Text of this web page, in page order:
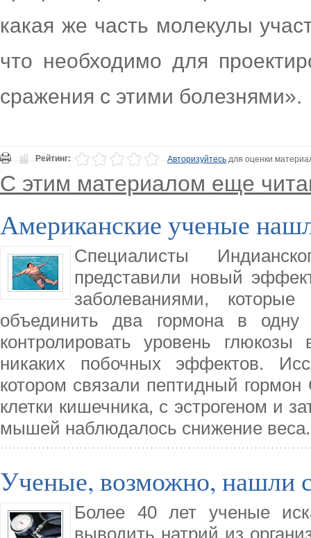
какая же часть молекулы
что необходимо для
сражения с этими болезнями».
Рейтинг: Авторизуйтесьдля оценки
С этим материалом еще
Американские ученые
Специалисты
представили новый
заболеваниями,
объединить два гормона в одну
контролировать уровень
никаких побочных эффектов.
котором связали пептидный
клетки кишечника, с эстрогеном и
мышей наблюдалось снижение веса.
Ученые, возможно, нашли
Более 40 лет ученые